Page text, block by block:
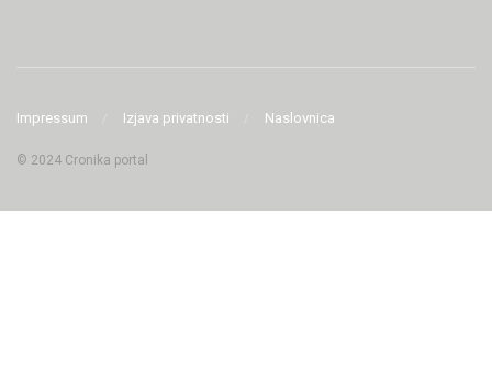
Impressum Izjava privatnosti Naslovnica
© 2024 Cronika portal